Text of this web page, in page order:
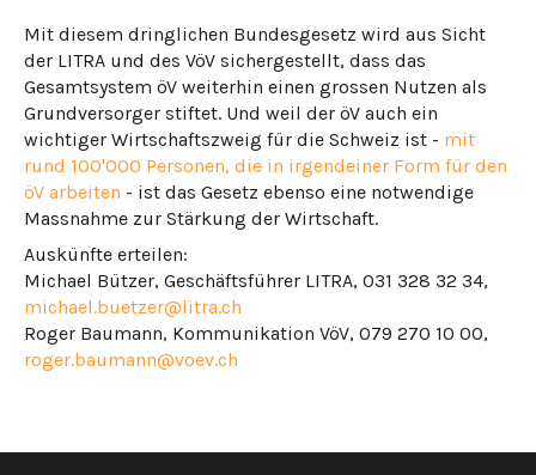
Mit diesem dringlichen Bundesgesetz wird aus Sicht
der LITRA und des VöV sichergestellt, dass das
Gesamtsystem öV weiterhin einen grossen Nutzen als
Grundversorger stiftet. Und weil der öV auch ein
wichtiger Wirtschaftszweig für die Schweiz ist - mit
rund 100'000 Personen, die in irgendeiner Form für den
öV arbeiten - ist das Gesetz ebenso eine notwendige
Massnahme zur Stärkung der Wirtschaft.
Auskünfte erteilen:
Michael Bützer, Geschäftsführer LITRA, 031 328 32 34,
michael.buetzer@litra.ch
Roger Baumann, Kommunikation VöV, 079 270 10 00,
roger.baumann@voev.ch